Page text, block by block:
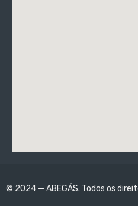
© 2024 — ABEGÁS. Todos os